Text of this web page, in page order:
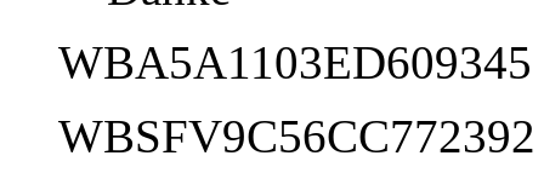
WBA5A1103ED609345
WBSFV9C56CC772392